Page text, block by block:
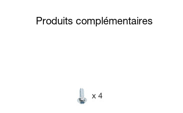
Produits complémentaires